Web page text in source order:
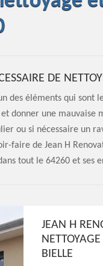
DE
des éléments qui sont
donner une mauvaise
ou si nécessaire un
faire de Jean H
tout le 64260 et ses
JEAN H
BIELLE